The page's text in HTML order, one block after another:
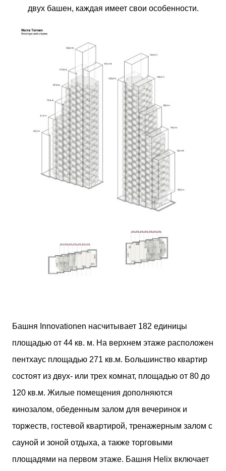
двух башен, каждая имеет свои особенности.
Башня Innovationen насчитывает 182 единицы
площадью от 44 кв. м. На верхнем этаже расположен
пентхаус площадью 271 кв.м. Большинство квартир
состоят из двух- или трех комнат, площадью от 80 до
120 кв.м. Жилые помещения дополняются
кинозалом, обеденным залом для вечеринок и
торжеств, гостевой квартирой, тренажерным залом с
сауной и зоной отдыха, а также торговыми
площадями на первом этаже. Башня Helix включает